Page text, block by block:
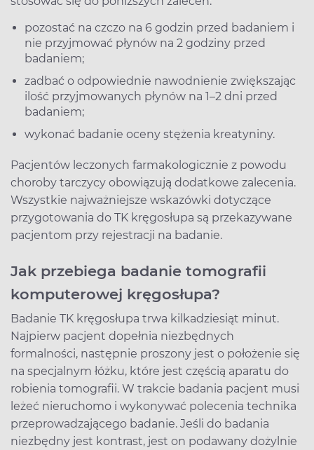
pozostać na czczo na 6 godzin przed badaniem i
nie przyjmować płynów na 2 godziny przed
badaniem;
zadbać o odpowiednie nawodnienie zwiększając
ilość przyjmowanych płynów na 1–2 dni przed
badaniem;
wykonać badanie oceny stężenia kreatyniny.
Pacjentów leczonych farmakologicznie z powodu
choroby tarczycy obowiązują dodatkowe zalecenia.
Wszystkie najważniejsze wskazówki dotyczące
przygotowania do TK kręgosłupa są przekazywane
pacjentom przy rejestracji na badanie.
Jak przebiega badanie tomografii
komputerowej kręgosłupa?
Badanie TK kręgosłupa trwa kilkadziesiąt minut.
Najpierw pacjent dopełnia niezbędnych
formalności, następnie proszony jest o położenie się
na specjalnym łóżku, które jest częścią aparatu do
robienia tomografii. W trakcie badania pacjent musi
leżeć nieruchomo i wykonywać polecenia technika
przeprowadzającego badanie. Jeśli do badania
niezbędny jest kontrast, jest on podawany dożylnie